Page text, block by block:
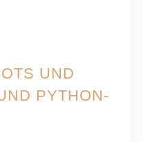
UND
PYTHON-